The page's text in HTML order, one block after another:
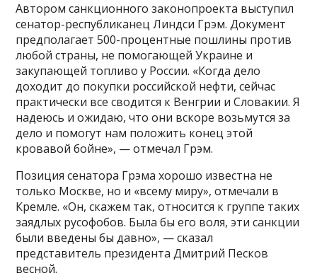
Автором санкционного законопроекта выступил
сенатор-республиканец Линдси Грэм. Документ
предполагает 500-процентные пошлины против
любой страны, не помогающей Украине и
закупающей топливо у России. «Когда дело
доходит до покупки российской нефти, сейчас
практически все сводится к Венгрии и Словакии. Я
надеюсь и ожидаю, что они вскоре возьмутся за
дело и помогут нам положить конец этой
кровавой бойне», — отмечал Грэм.
Позиция сенатора Грэма хорошо известна не
только Москве, но и «всему миру», отмечали в
Кремле. «Он, скажем так, относится к группе таких
заядлых русофобов. Была бы его воля, эти санкции
были введены бы давно», — сказал
представитель президента Дмитрий Песков
весной.